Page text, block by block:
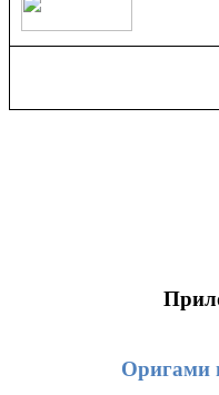
Оригами